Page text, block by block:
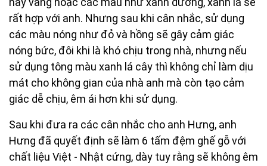
rất hợp với anh. Nhưng sau khi cân nhắc, sử dụng
các màu nóng như đỏ và hồng sẽ gây cảm giác
nóng bức, đôi khi là khó chịu trong nhà, nhưng nếu
sử dụng tông màu xanh lá cây thì không chỉ làm dịu
mát cho không gian của nhà anh mà còn tạo cảm
giác dễ chịu, êm ái hơn khi sử dụng.
Sau khi đưa ra các cân nhắc cho anh Hưng, anh
Hưng đã quyết định sẽ làm 6 tấm đệm ghế gỗ với
chất liệu Việt - Nhật cứng, dày tuy rằng sẽ không êm